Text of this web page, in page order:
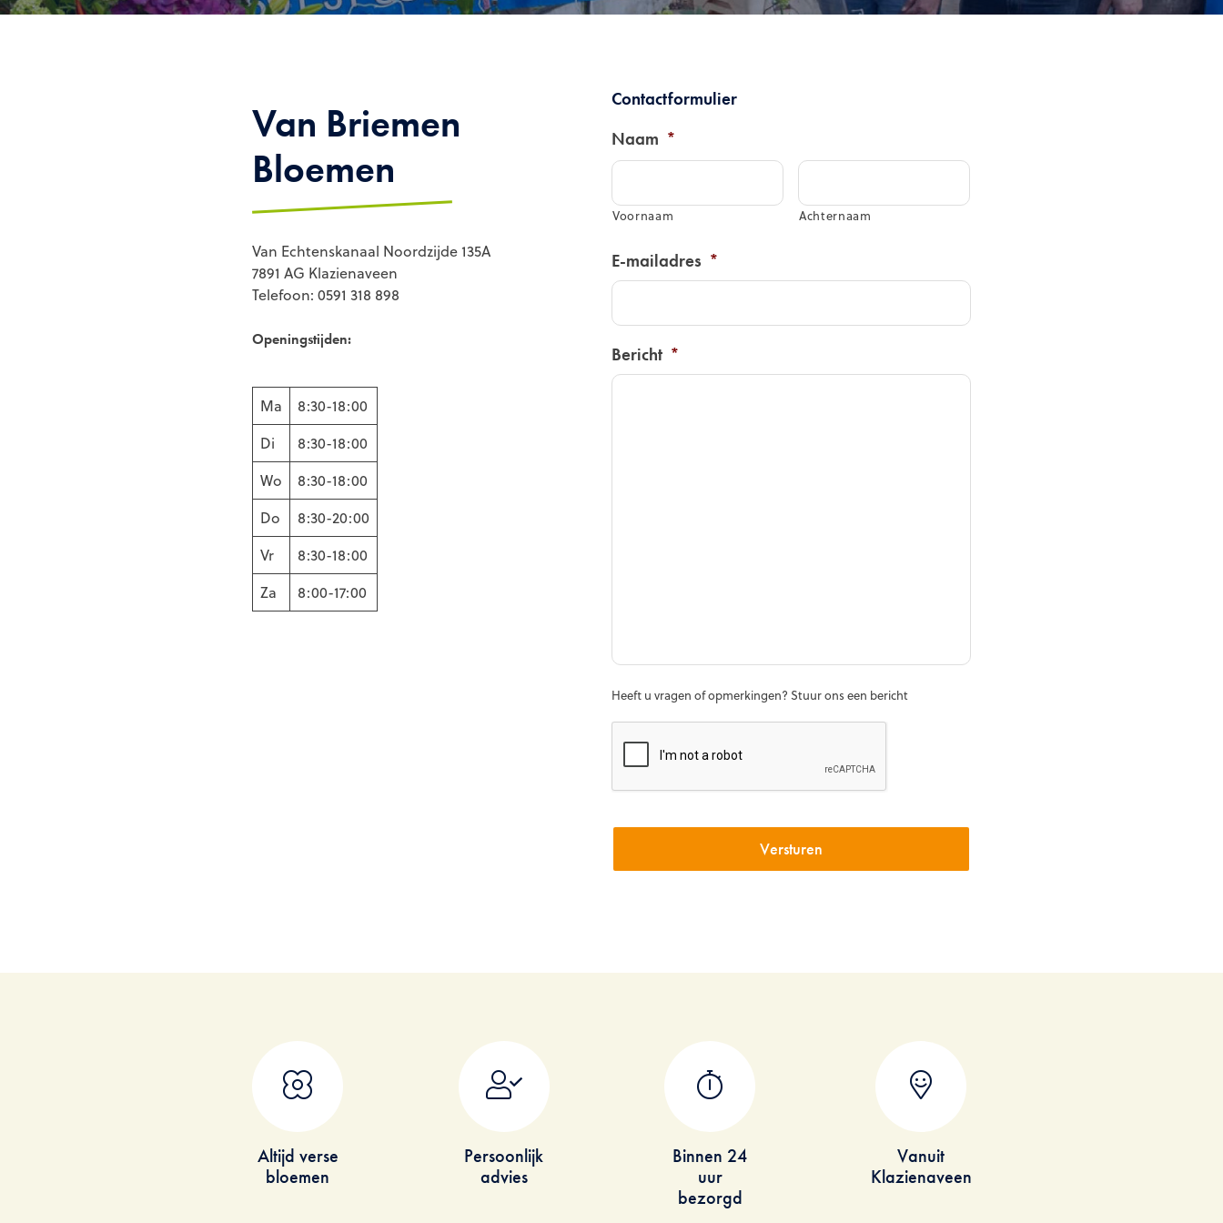
Van Briemen
Bloemen
Van Echtenskanaal Noordzijde 135A
7891 AG Klazienaveen
Telefoon: 0591 318 898
Openingstijden:
Ma
8:30-18:00
Di
8:30-18:00
Wo
8:30-18:00
Do
8:30-20:00
Vr
8:30-18:00
Za
8:00-17:00
Contactformulier
Naam *
Voornaam Achternaam
E-mailadres *
Bericht *
Heeft u vragen of opmerkingen? Stuur ons een bericht
t
a
Altijd verse
bloemen
Persoonlijk
advies
Binnen 24
uur
bezorgd
Vanuit
Klazienaveen